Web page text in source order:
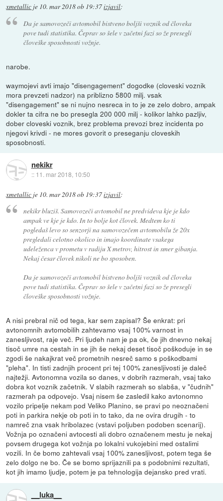
xmetallic je 10. mar 2018 ob 19:37izjavil:
Da je samovozeči avtomobil bistveno boljši voznik od človeka
pove tudi statistika. Čeprav so šele v začetni fazi so že presegli
človeške sposobnosti vožnje.
narobe.
waymojevi avti imajo "disengagement" dogodke (cloveski voznik
mora prevzeti nadzor) na priblizno 5800 milj. vsak
"disengagement" se ni nujno nesreca in to je ze zelo dobro, ampak
dokler ta cifra ne bo presegla 200 000 milj - kolikor lahko pazljiv,
dober cloveski voznik, brez problema prevozi brez incidenta po
njegovi krivdi - ne mores govorit o preseganju cloveskih
sposobnosti.
nekikr
:: 11. mar 2018, 10:50
xmetallic je 10. mar 2018 ob 19:37izjavil:
nekikr bluziš. Samovozeči avtomobil ne predvideva kje je kdo
ampak ve kje je kdo. In to bolje kot človek. Medtem ko ti
pogledaš levo so senzorji na samovozečem avtomobilu že 20x
pregledali celotno okolico in imajo koordinate vsakega
udeleženca v prometu v radiju X metrov, hitrost in smer gibanja.
Nekaj česar človek nikoli ne bo sposoben.
Da je samovozeči avtomobil bistveno boljši voznik od človeka
pove tudi statistika. Čeprav so šele v začetni fazi so že presegli
človeške sposobnosti vožnje.
A nisi prebral nič od tega, kar sem zapisal? Še enkrat: pri
avtonomnih avtomobilih zahtevamo vsaj 100% varnost in
zanesljivost, raje več. Pri ljudeh nam je pa ok, če jih dnevno nekaj
tisoč umre na cestah in se jih še nekaj deset tisoč poškoduje in se
zgodi še nakajkrat več prometnih nesreč samo s poškodbami
"pleha". In tisti zadnjih procent pri tej 100% zanesljivosti je daleč
najtežji. Avtonomna vozila so danes, v dobrih razmerah, vsaj tako
dobra kot voznik začetnik. V slabih razmerah so slabša, v "čudnih"
razmerah pa odpovejo. Vsaj nisem še zasledil kako avtonomno
vozilo pripelje nekam pod Veliko Planino, se pravi po neoznačeni
poti in parkira nekje ob poti in to tako, da ne ovira drugih - to
namreč zna vsak hribolazec (vstavi poljuben podoben scenarij).
Vožnja po označeni avtocesti ali dobro označenem mestu je nekaj
povsem drugega kot vožnja po lokalni vukojebini med ostalimi
vozili. In če bomo zahtevali vsaj 100% zanesljivost, potem tega še
zelo dolgo ne bo. Če se bomo sprijaznili pa s podobnimi rezultati,
kot jih imamo ljudje, potem je pa tehnologija dejansko pred vrati.
__luka__